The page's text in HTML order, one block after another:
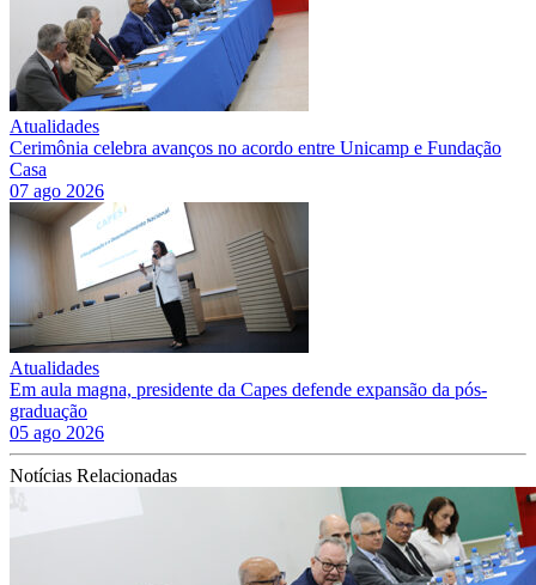
Atualidades
Cerimônia celebra avanços no acordo entre Unicamp e Fundação
Casa
07 ago 2026
Atualidades
Em aula magna, presidente da Capes defende expansão da pós-
graduação
05 ago 2026
Notícias Relacionadas